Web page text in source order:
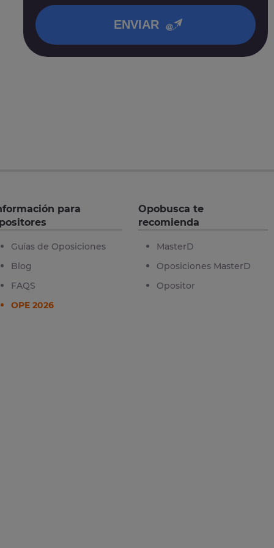
ENVIAR
para
Guías de Oposiciones
Blog
FAQS
OPE 2026
Opobusca te
recomienda
MasterD
Oposiciones MasterD
Opositor